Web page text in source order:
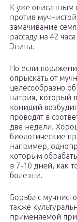
К уже описанным
против
замачивание
рассаду на 42
Эпина.
Но если
опрыскать от
целесообразно
натрия, который
конидий
проводят в
две недели.
биологические
например,
которым
в 7-10 дней, как
болезни.
Борьба с
также
применяемой